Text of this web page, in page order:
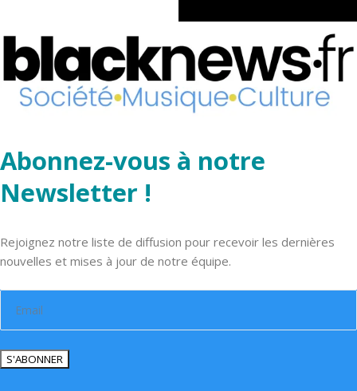
Abonnez-vous à notre
Newsletter !
Rejoignez notre liste de diffusion pour recevoir les dernières
nouvelles et mises à jour de notre équipe.
S'ABONNER